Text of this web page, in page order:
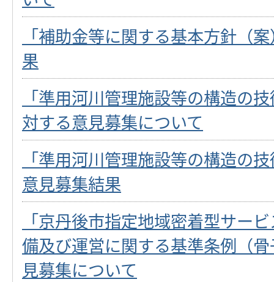
「補助金等に関する基本方針（
果
「準用河川管理施設等の構造の
対する意見募集について
「準用河川管理施設等の構造の
意見募集結果
「京丹後市指定地域密着型サー
備及び運営に関する基準条例（
見募集について